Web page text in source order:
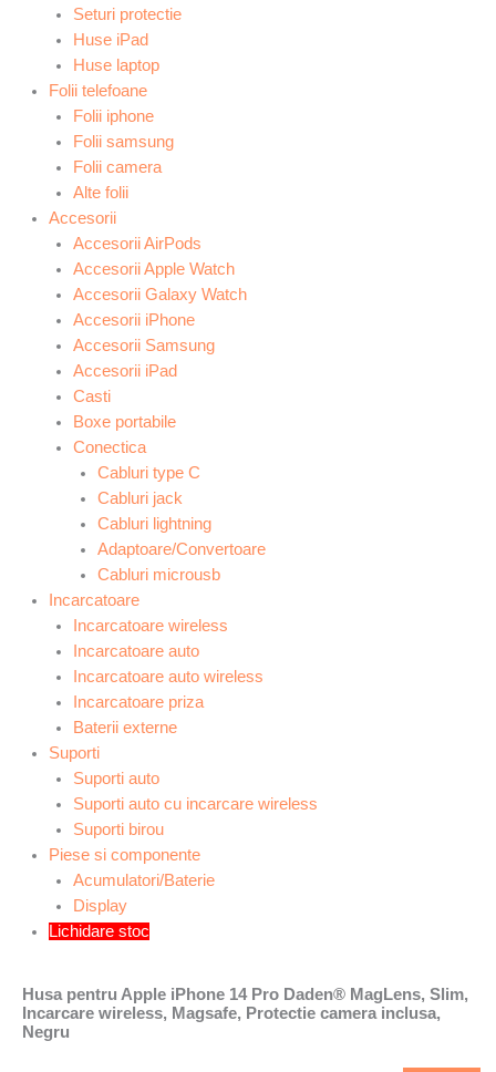
Seturi protectie
Huse iPad
Huse laptop
Folii telefoane
Folii iphone
Folii samsung
Folii camera
Alte folii
Accesorii
Accesorii AirPods
Accesorii Apple Watch
Accesorii Galaxy Watch
Accesorii iPhone
Accesorii Samsung
Accesorii iPad
Casti
Boxe portabile
Conectica
Cabluri type C
Cabluri jack
Cabluri lightning
Adaptoare/Convertoare
Cabluri microusb
Incarcatoare
Incarcatoare wireless
Incarcatoare auto
Incarcatoare auto wireless
Incarcatoare priza
Baterii externe
Suporti
Suporti auto
Suporti auto cu incarcare wireless
Suporti birou
Piese si componente
Acumulatori/Baterie
Display
Lichidare stoc
Husa pentru Apple iPhone 14 Pro Daden® MagLens, Slim,
Incarcare wireless, Magsafe, Protectie camera inclusa,
Negru